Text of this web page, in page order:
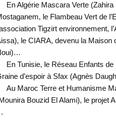
En Algérie Mascara Verte
le Flambeau Vert de
Tigzirt environnement,
le CIARA, devenu la Maison
En Tunisie, le Réseau Enfants
d’espoir à Sfax (Agnès
Au Maroc Terre et Humanisme
Bouzid El Alami), le projet